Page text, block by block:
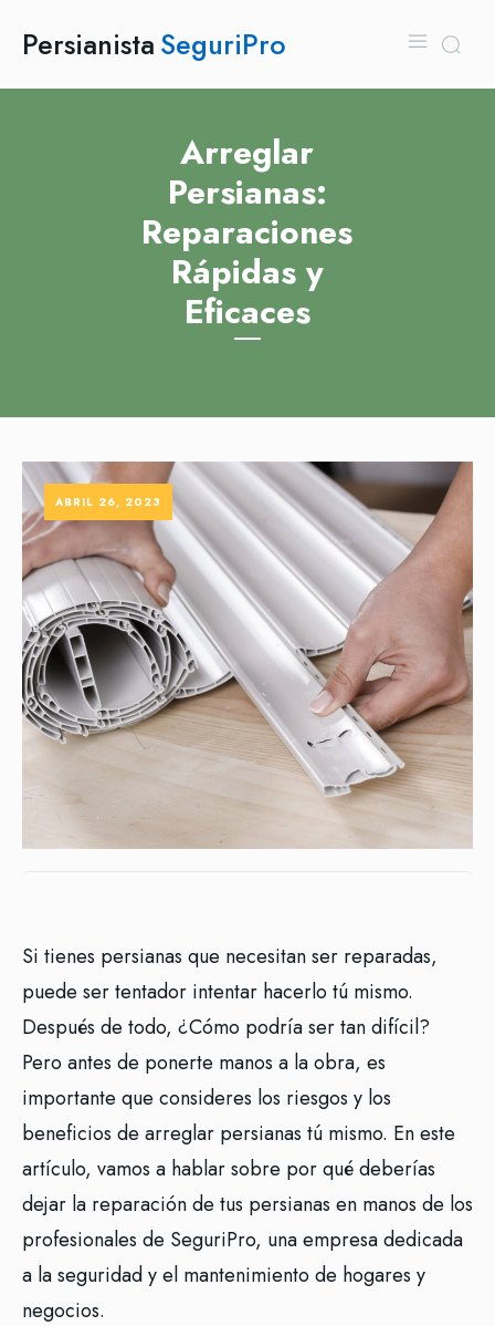
PersianistaSeguriPro
Arreglar
Persianas:
Reparaciones
Rápidas y
Eficaces
Si tienes persianas que necesitan ser reparadas,
puede ser tentador intentar hacerlo tú mismo.
Después de todo, ¿Cómo podría ser tan difícil?
Pero antes de ponerte manos a la obra, es
importante que consideres los riesgos y los
beneficios de arreglar persianas tú mismo. En este
artículo, vamos a hablar sobre por qué deberías
dejar la reparación de tus persianas en manos de los
profesionales de SeguriPro, una empresa dedicada
a la seguridad y el mantenimiento de hogares y
negocios.
ABRIL 26, 2023